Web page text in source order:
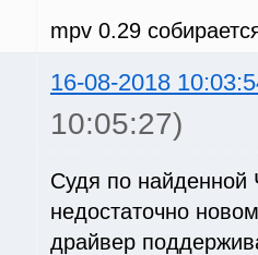
mpv 0.29
16-08-2018
10:05:27)
Судя по найденной
недостаточно
драйвер